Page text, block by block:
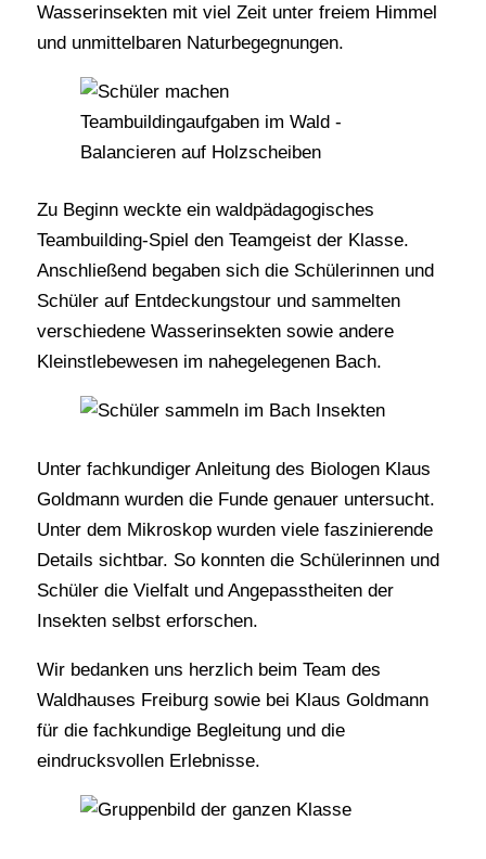
Wasserinsekten mit viel Zeit unter freiem Himmel
und unmittelbaren Naturbegegnungen.
Zu Beginn weckte ein waldpädagogisches
Teambuilding-Spiel den Teamgeist der Klasse.
Anschließend begaben sich die Schülerinnen und
Schüler auf Entdeckungstour und sammelten
verschiedene Wasserinsekten sowie andere
Kleinstlebewesen im nahegelegenen Bach.
Unter fachkundiger Anleitung des Biologen Klaus
Goldmann wurden die Funde genauer untersucht.
Unter dem Mikroskop wurden viele faszinierende
Details sichtbar. So konnten die Schülerinnen und
Schüler die Vielfalt und Angepasstheiten der
Insekten selbst erforschen.
Wir bedanken uns herzlich beim Team des
Waldhauses Freiburg sowie bei Klaus Goldmann
für die fachkundige Begleitung und die
eindrucksvollen Erlebnisse.